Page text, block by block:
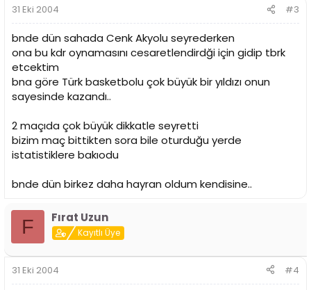
31 Eki 2004 #3
bnde dün sahada Cenk Akyolu seyrederken
ona bu kdr oynamasını cesaretlendirdği için gidip tbrk
etcektim
bna göre Türk basketbolu çok büyük bir yıldızı onun
sayesinde kazandı..
2 maçıda çok büyük dikkatle seyretti
bizim maç bittikten sora bile oturduğu yerde
istatistiklere bakıodu
bnde dün birkez daha hayran oldum kendisine..
F Fırat Uzun
Kayıtlı Üye
31 Eki 2004 #4